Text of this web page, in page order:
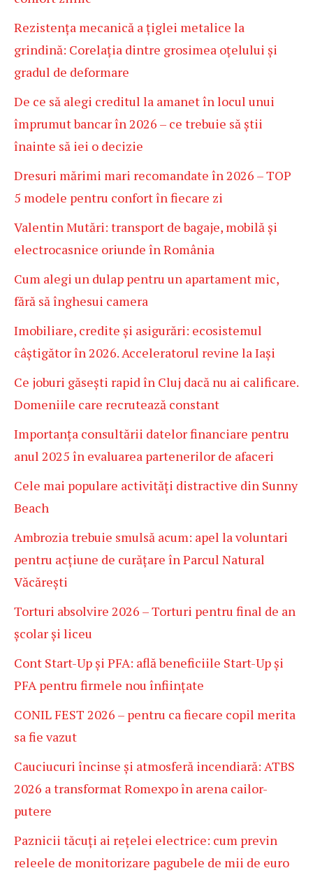
Rezistența mecanică a țiglei metalice la
grindină: Corelația dintre grosimea oțelului și
gradul de deformare
De ce să alegi creditul la amanet în locul unui
împrumut bancar în 2026 – ce trebuie să știi
înainte să iei o decizie
Dresuri mărimi mari recomandate în 2026 – TOP
5 modele pentru confort în fiecare zi
Valentin Mutări: transport de bagaje, mobilă și
electrocasnice oriunde în România
Cum alegi un dulap pentru un apartament mic,
fără să înghesui camera
Imobiliare, credite și asigurări: ecosistemul
câștigător în 2026. Acceleratorul revine la Iași
Ce joburi găsești rapid în Cluj dacă nu ai calificare.
Domeniile care recrutează constant
Importanța consultării datelor financiare pentru
anul 2025 în evaluarea partenerilor de afaceri
Cele mai populare activități distractive din Sunny
Beach
Ambrozia trebuie smulsă acum: apel la voluntari
pentru acțiune de curățare în Parcul Natural
Văcărești
Torturi absolvire 2026 – Torturi pentru final de an
școlar și liceu
Cont Start-Up și PFA: află beneficiile Start-Up și
PFA pentru firmele nou înființate
CONIL FEST 2026 – pentru ca fiecare copil merita
sa fie vazut
Cauciucuri încinse și atmosferă incendiară: ATBS
2026 a transformat Romexpo în arena cailor-
putere
Paznicii tăcuți ai rețelei electrice: cum previn
releele de monitorizare pagubele de mii de euro